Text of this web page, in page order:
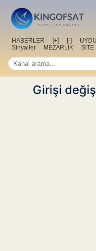
HABERLER [+] [-]
Sinyaller
MEZARLIK SİTE
Girişi